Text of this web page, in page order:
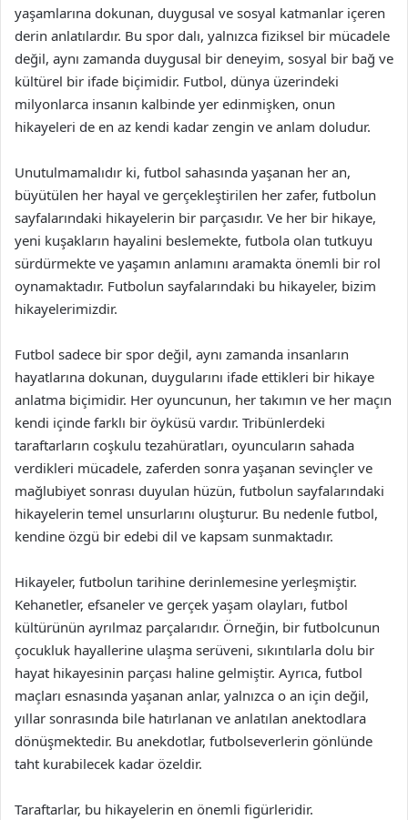
yaşamlarına dokunan, duygusal ve sosyal katmanlar içeren
derin anlatılardır. Bu spor dalı, yalnızca fiziksel bir mücadele
değil, aynı zamanda duygusal bir deneyim, sosyal bir bağ ve
kültürel bir ifade biçimidir. Futbol, dünya üzerindeki
milyonlarca insanın kalbinde yer edinmişken, onun
hikayeleri de en az kendi kadar zengin ve anlam doludur.
Unutulmamalıdır ki, futbol sahasında yaşanan her an,
büyütülen her hayal ve gerçekleştirilen her zafer, futbolun
sayfalarındaki hikayelerin bir parçasıdır. Ve her bir hikaye,
yeni kuşakların hayalini beslemekte, futbola olan tutkuyu
sürdürmekte ve yaşamın anlamını aramakta önemli bir rol
oynamaktadır. Futbolun sayfalarındaki bu hikayeler, bizim
hikayelerimizdir.
Futbol sadece bir spor değil, aynı zamanda insanların
hayatlarına dokunan, duygularını ifade ettikleri bir hikaye
anlatma biçimidir. Her oyuncunun, her takımın ve her maçın
kendi içinde farklı bir öyküsü vardır. Tribünlerdeki
taraftarların coşkulu tezahüratları, oyuncuların sahada
verdikleri mücadele, zaferden sonra yaşanan sevinçler ve
mağlubiyet sonrası duyulan hüzün, futbolun sayfalarındaki
hikayelerin temel unsurlarını oluşturur. Bu nedenle futbol,
kendine özgü bir edebi dil ve kapsam sunmaktadır.
Hikayeler, futbolun tarihine derinlemesine yerleşmiştir.
Kehanetler, efsaneler ve gerçek yaşam olayları, futbol
kültürünün ayrılmaz parçalarıdır. Örneğin, bir futbolcunun
çocukluk hayallerine ulaşma serüveni, sıkıntılarla dolu bir
hayat hikayesinin parçası haline gelmiştir. Ayrıca, futbol
maçları esnasında yaşanan anlar, yalnızca o an için değil,
yıllar sonrasında bile hatırlanan ve anlatılan anektodlara
dönüşmektedir. Bu anekdotlar, futbolseverlerin gönlünde
taht kurabilecek kadar özeldir.
Taraftarlar, bu hikayelerin en önemli figürleridir.